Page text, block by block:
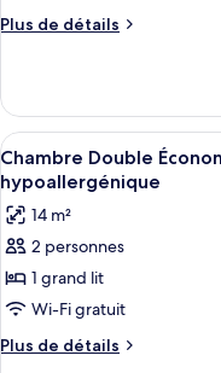
Double,
hypoallergénique
(access
via
stairs)
Plus de détails
Plus
le
type
de
chambre
Chambre
Double,
non-
fumeurs,
hypoallergénique
(access
stairs)
Afficher
toutes
les
photos
pour
ce
type
de
7
Chambre Double
hypoallergénique
14 m²
2 personnes
1 grand lit
Wi-Fi gratuit
Plus de détails
Plus